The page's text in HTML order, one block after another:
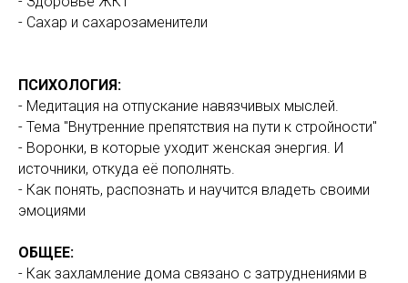
- Сахар и сахарозаменители
ПСИХОЛОГИЯ:
- Медитация на отпускание навязчивых мыслей.
- Тема "Внутренние препятствия на пути к стройности"
- Воронки, в которые уходит женская энергия. И
источники, откуда её пополнять.
- Как понять, распознать и научится владеть своими
эмоциями
ОБЩЕЕ:
- Как захламление дома связано с затруднениями в